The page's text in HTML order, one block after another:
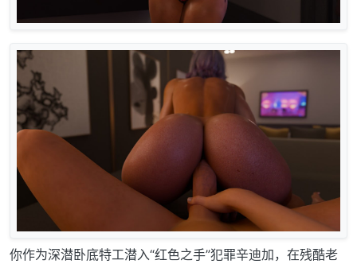
你作为深潜卧底特工潜入“红色之手”犯罪辛迪加，在残酷老